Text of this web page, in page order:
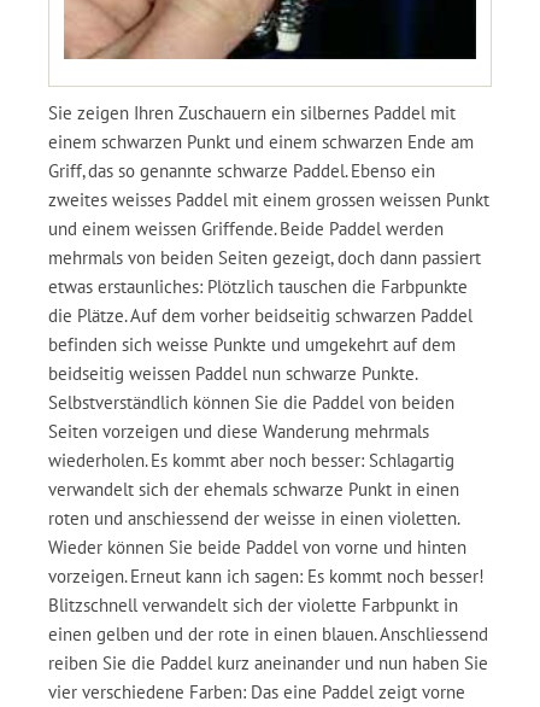
Sie zeigen Ihren Zuschauern ein silbernes Paddel mit
einem schwarzen Punkt und einem schwarzen Ende am
Griff, das so genannte schwarze Paddel. Ebenso ein
zweites weisses Paddel mit einem grossen weissen Punkt
und einem weissen Griffende. Beide Paddel werden
mehrmals von beiden Seiten gezeigt, doch dann passiert
etwas erstaunliches: Plötzlich tauschen die Farbpunkte
die Plätze. Auf dem vorher beidseitig schwarzen Paddel
befinden sich weisse Punkte und umgekehrt auf dem
beidseitig weissen Paddel nun schwarze Punkte.
Selbstverständlich können Sie die Paddel von beiden
Seiten vorzeigen und diese Wanderung mehrmals
wiederholen. Es kommt aber noch besser: Schlagartig
verwandelt sich der ehemals schwarze Punkt in einen
roten und anschiessend der weisse in einen violetten.
Wieder können Sie beide Paddel von vorne und hinten
vorzeigen. Erneut kann ich sagen: Es kommt noch besser!
Blitzschnell verwandelt sich der violette Farbpunkt in
einen gelben und der rote in einen blauen. Anschliessend
reiben Sie die Paddel kurz aneinander und nun haben Sie
vier verschiedene Farben: Das eine Paddel zeigt vorne